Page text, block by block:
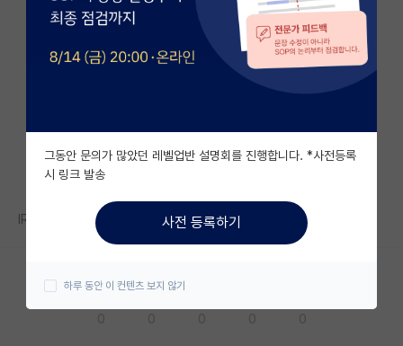
전체글보기
베스트 게시판
자유 게시판(아무개랩)
미국 유학 게시판
미국 대학원 합격 후기 게시판
대학원생 모집 게시판
연구실(PI) 홍보 게시판
IRIS 내 R&D 업무포털 접속 저만 안되나요??
그동안 문의가 많았던 레벨업반 설명회를 진행합니다. *사전등록
시 링크 발송
사전 등록하기
하루 동안 이 컨텐츠 보지 않기